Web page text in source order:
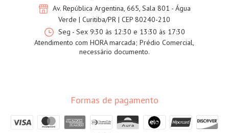
Av. República Argentina, 665, Sala 801 - Água
Verde | Curitiba/PR | CEP 80240-210
Seg - Sex 9:30 às 12:30 e 13:30 às 17:30
Atendimento com HORA marcada; Prédio Comercial,
necessário documento.
Formas de pagamento